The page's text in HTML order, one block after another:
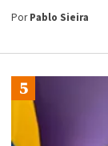
PorPablo Sieira